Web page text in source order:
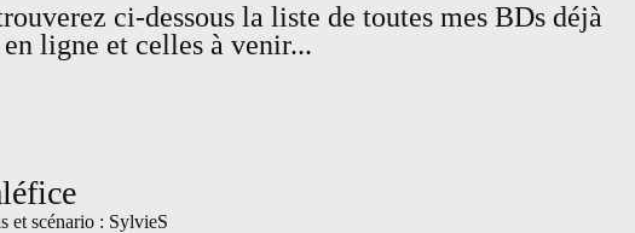
ci-dessous la liste de toutes mes BDs déjà
en ligne et celles à venir...
et scénario : SylvieS